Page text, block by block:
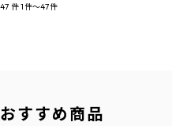
47 件1件～47件
おすすめ商品